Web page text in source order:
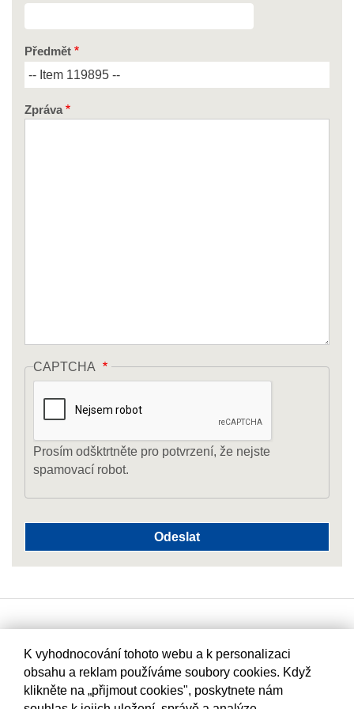
Předmět
Zpráva
CAPTCHA
Prosím odšktrtněte pro potvrzení, že nejste
spamovací robot.
K vyhodnocování tohoto webu a k personalizaci
obsahu a reklam používáme soubory cookies. Když
klikněte na „přijmout cookies", poskytnete nám